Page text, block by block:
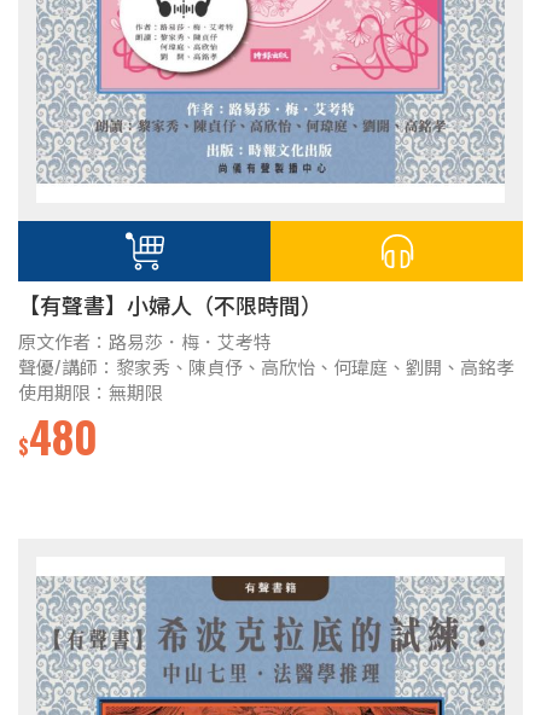
【有聲書】小婦人（不限時間）
原文作者：路易莎．梅．艾考特
聲優/講師：黎家秀、陳貞伃、高欣怡、何瑋庭、劉開、高銘孝
使用期限：無期限
$480